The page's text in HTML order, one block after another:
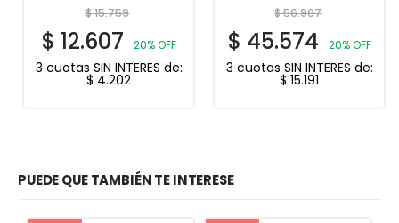
$15.759
$ 12.607 20% OFF
3 cuotas SIN INTERES de:
$ 4.202
$56.967
$ 45.574 20% OFF
3 cuotas SIN INTERES de:
$ 15.191
PUEDE QUE TAMBIÉN TE INTERESE